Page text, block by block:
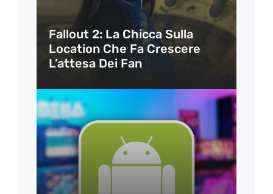
Fallout 2: La Chicca Sulla
Location Che Fa Crescere
L’attesa Dei Fan